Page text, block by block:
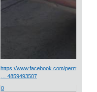
https://www.facebook.com/
… 4859493507
0